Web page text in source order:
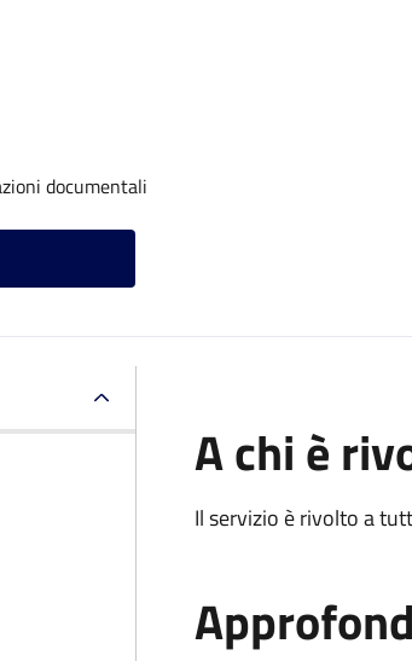
documentali
A chi è
Il servizio è rivolto a